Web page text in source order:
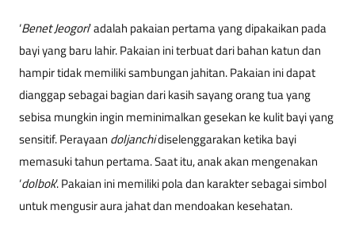
‘Benet Jeogori’ adalah pakaian pertama yang dipakaikan pada
bayi yang baru lahir. Pakaian ini terbuat dari bahan katun dan
hampir tidak memiliki sambungan jahitan. Pakaian ini dapat
dianggap sebagai bagian dari kasih sayang orang tua yang
sebisa mungkin ingin meminimalkan gesekan ke kulit bayi yang
sensitif. Perayaan doljanchidiselenggarakan ketika bayi
memasuki tahun pertama. Saat itu, anak akan mengenakan
‘dolbok’. Pakaian ini memiliki pola dan karakter sebagai simbol
untuk mengusir aura jahat dan mendoakan kesehatan.